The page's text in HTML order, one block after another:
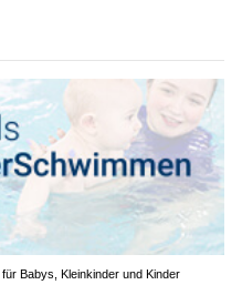
Babys, Kleinkinder und Kinder